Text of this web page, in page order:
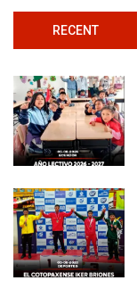
RECENT